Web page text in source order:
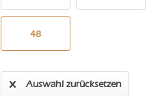
48
Auswahl zurücksetzen